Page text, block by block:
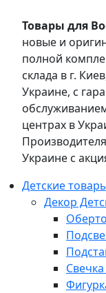
Товары для
новые и
полной
склада в г.
Украине, с
центрах в
Украине с
Детские
Декор